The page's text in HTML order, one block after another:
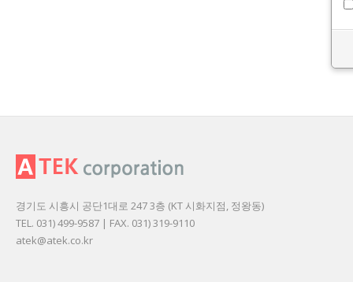
경기도 시흥시 공단1대로 247 3층 (KT 시화지점, 정왕동)
TEL. 031) 499-9587 | FAX. 031) 319-9110
atek@atek.co.kr